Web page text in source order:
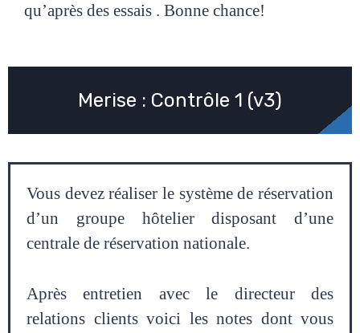
qu’après des essais . Bonne chance!
Merise : Contrôle 1 (v3)
Vous devez réaliser le système de réservation
d’un groupe hôtelier disposant d’une
centrale de réservation nationale.
Après entretien avec le directeur des
relations clients voici les notes dont vous